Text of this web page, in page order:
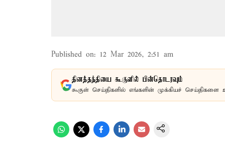
Published on: 12 Mar 2026, 2:51 am
தினத்தந்தியை கூகுளில் பின்தொடரவும்
கூகுள் செய்திகளில் எங்களின் முக்கியச் செய்திகளை